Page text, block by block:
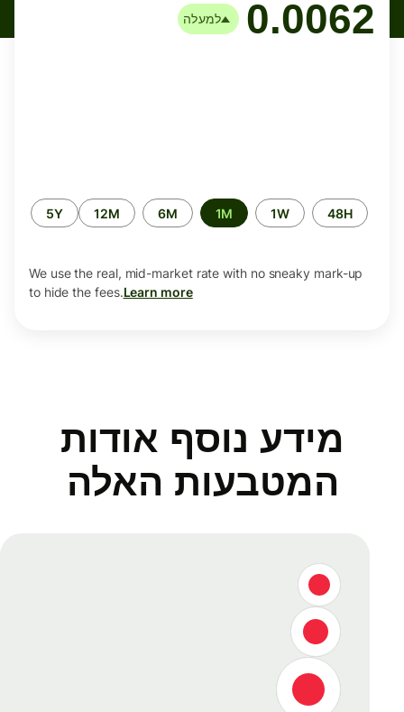
0.0062 למעלה
Time
period
48H
1W
1M
6M
12M
5Y
We use the real, mid-market rate with no sneaky mark-up
to hide the fees.Learn more
מידע נוסף אודות
המטבעות האלה